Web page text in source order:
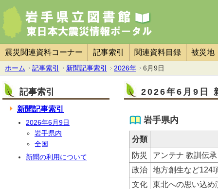
震災関連資料コーナー 記事索引 関連資料目録 被災地
ホーム 記事索引 新聞記事索引 2026年 6月9日
2026年6月9日
岩手県内
分類
防災
アンテナ 教訓伝
政治
地方創生など
文化
東北への思い込
記事索引
新聞記事索引
2026年6月9日
岩手県内
全国
新聞の利用について